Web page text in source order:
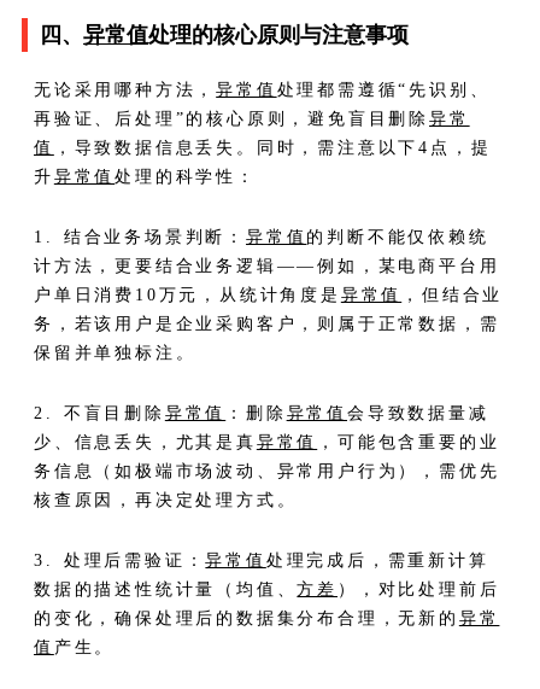
四、 异常值处理的核心原则与注意事项
无论采用哪种方法，异常值 处理都需遵循“先识别、
再验证、后处理”的核心原则，避免盲目删除异常
值
，导致数据信息丢失。同时，需注意以下4点，提
升 异常值处理的科学性：
1. 结合业务场景判断：异常值 的判断不能仅依赖统
计方法，更要结合业务逻辑——例如，某电商平台用
户单日消费10万元，从统计角度是 异常值
，但结合业
务，若该用户是企业采购客户，则属于正常数据，需
保留并单独标注。
2. 不盲目删除 异常值 ：删除 异常值会导致数据量减
少、信息丢失，尤其是真 异常值
，可能包含重要的业
务信息（如极端市场波动、异常用户行为），需优先
核查原因，再决定处理方式。
3. 处理后需验证：异常值 处理完成后，需重新计算
数据的描述性统计量（均值、方差 ），对比处理前后
的变化，确保处理后的数据集分布合理，无新的 异常
值 产生。